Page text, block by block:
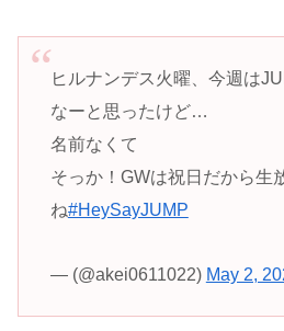
ヒルナンデス火曜、今週は
なーと思ったけど…
名前なくて
そっか！GWは祝日だから生
ね#HeySayJUMP
— (@akei0611022) May 2,